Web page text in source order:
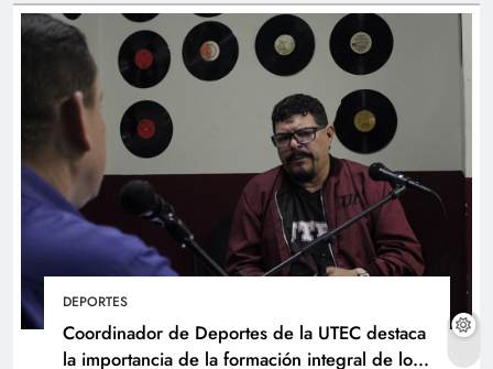
DEPORTES
Coordinador de Deportes de la UTEC destaca
la importancia de la formación integral de los